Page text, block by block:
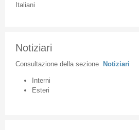
Italiani
Notiziari
Consultazione della sezione Notiziari
Interni
Esteri